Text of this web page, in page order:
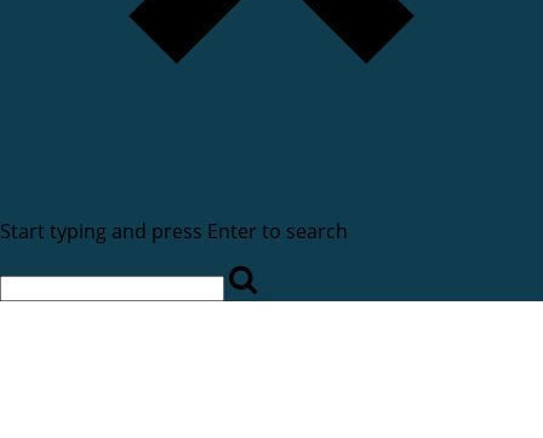
Start typing and press Enter to search